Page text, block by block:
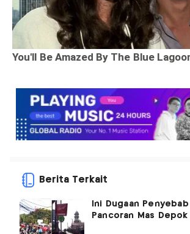
Berita Terkait
Ini Dugaan
Pancoran Mas Depok